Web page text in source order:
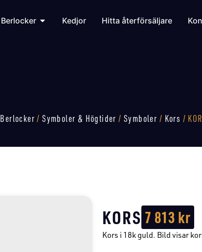
Berlocker Kedjor Hitta återförsäljare
Berlocker /Symboler & Högtider /Symboler / Kors /
KORS 7 813kr
Kors i 18k guld. Bild visar